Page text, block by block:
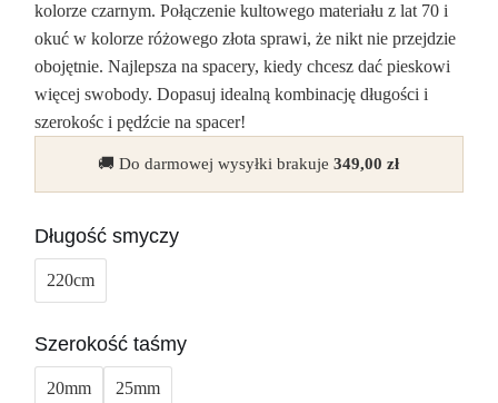
kolorze czarnym. Połączenie kultowego materiału z lat 70 i
okuć w kolorze różowego złota sprawi, że nikt nie przejdzie
obojętnie. Najlepsza na spacery, kiedy chcesz dać pieskowi
więcej swobody. Dopasuj idealną kombinację długości i
szerokośc i pędźcie na spacer!
🚚 Do darmowej wysyłki brakuje349,00zł
Długość smyczy
220cm
Szerokość taśmy
20mm 25mm